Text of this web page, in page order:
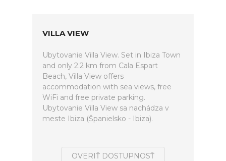
VILLA VIEW
Ubytovanie Villa View. Set in Ibiza Town
and only 2.2 km from Cala Espart
Beach, Villa View offers
accommodation with sea views, free
WiFi and free private parking.
Ubytovanie Villa View sa nachádza v
meste Ibiza (Španielsko - Ibiza).
OVERIŤ DOSTUPNOSŤ